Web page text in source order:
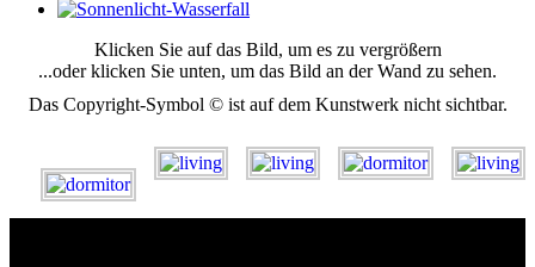
Klicken Sie auf das Bild, um es zu vergrößern
...oder klicken Sie unten, um das Bild an der Wand zu sehen.
Das Copyright-Symbol © ist auf dem Kunstwerk nicht sichtbar.